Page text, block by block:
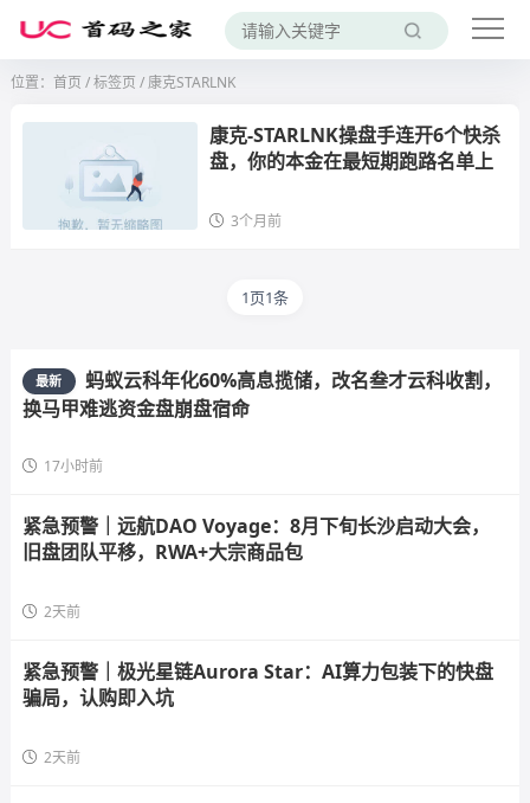
位置： 首页 /标签页 / 康克STARLNK
康克-STARLNK操盘手连开6个快杀
盘，你的本金在最短期跑路名单上
3个月前
1页1条
最新
蚂蚁云科年化60%高息揽储，改名叁才云科收割，
换马甲难逃资金盘崩盘宿命
17小时前
紧急预警｜远航DAO Voyage：8月下旬长沙启动大会，
旧盘团队平移，RWA+大宗商品包
2天前
紧急预警｜极光星链Aurora Star：AI算力包装下的快盘
骗局，认购即入坑
2天前